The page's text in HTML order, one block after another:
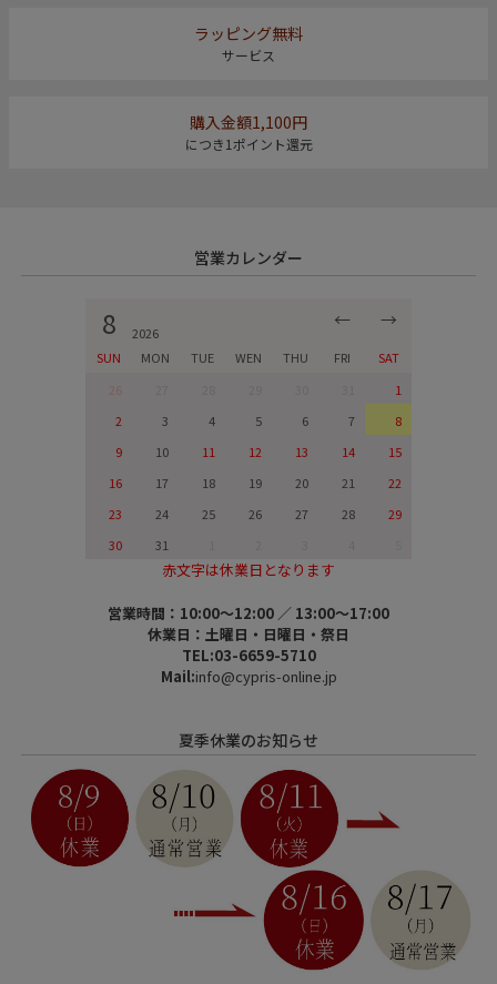
ラッピング無料
サービス
購入金額1,100円
につき1ポイント還元
営業カレンダー
8 2026
← →
SUN MON TUE WEN THU FRI
SAT
1
2
3 4 5 6 7
8
9
10 11 12 13 14
15
16
17 18 19 20 21
22
23
24 25 26 27 28
29
30
31
赤文字は休業日となります
営業時間：10:00～12:00 ／ 13:00～17:00
休業日：土曜日・日曜日・祭日
TEL:03-6659-5710
Mail:info@cypris-online.jp
夏季休業のお知らせ